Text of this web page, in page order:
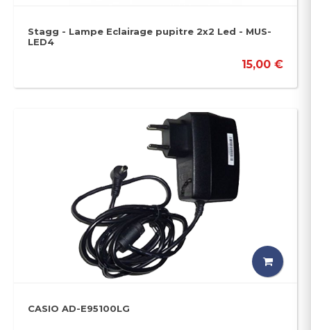
Stagg - Lampe Eclairage pupitre 2x2 Led - MUS-
LED4
15,00 €
CASIO AD-E95100LG